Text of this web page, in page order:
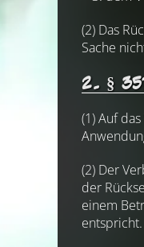
(2) Das
Sache
2. §
(1) Auf
(2) Der
der
einem
entspricht.